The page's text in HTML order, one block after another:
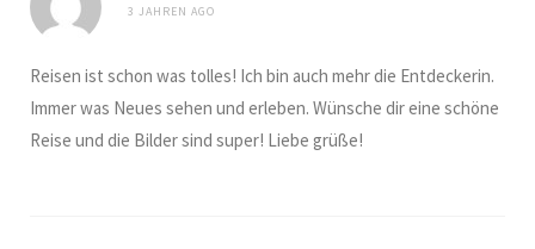
3 JAHREN AGO
Reisen ist schon was tolles! Ich bin auch mehr die Entdeckerin.
Immer was Neues sehen und erleben. Wünsche dir eine schöne
Reise und die Bilder sind super! Liebe grüße!